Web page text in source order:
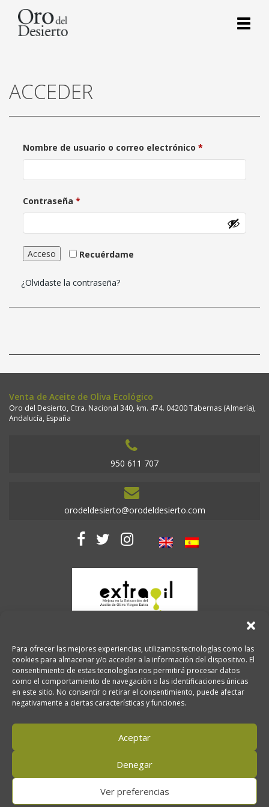
Para ofrecer las mejores experiencias, utilizamos tecnologías como las
cookies para almacenar y/o acceder a la información del dispositivo. El
consentimiento de estas tecnologías nos permitirá procesar datos
como el comportamiento de navegación o las identificaciones únicas
en este sitio. No consentir o retirar el consentimiento, puede afectar
negativamente a ciertas características y funciones.
Aceptar
Denegar
Ver preferencias
ACCEDER
Nombre de usuario o correo electrónico *
Contraseña *
Recuérdame
Acceso
¿Olvidaste la contraseña?
Venta de Aceite de Oliva Ecológico
Oro del Desierto, Ctra. Nacional 340, km. 474. 04200 Tabernas (Almería),
Andalucía, España
950 611 707
orodeldesierto@orodeldesierto.com
2026 Copyright. Oro del desierto.
Política de privacidad
Política de cookies